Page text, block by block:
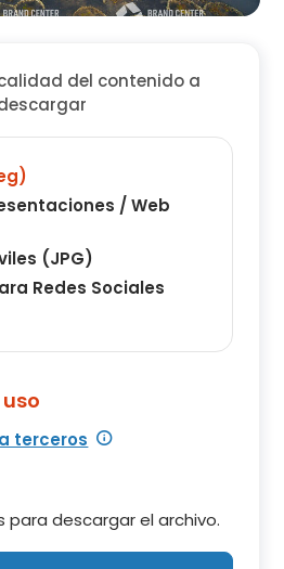
del contenido a
/ Web
(JPG)
Redes Sociales
terceros
para descargar el archivo.